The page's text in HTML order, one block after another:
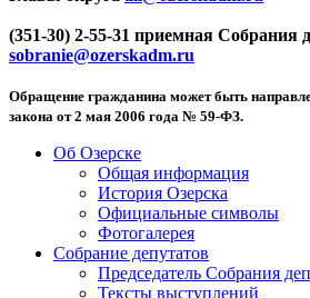
(351-30) 2-55-31 приемная Собрания
sobranie@ozerskadm.ru
Обращение гражданина может быть
закона от 2 мая 2006 года № 59-ФЗ.
Об Озерске
Общая информация
История Озерска
Официальные символы
Фотогалерея
Собрание депутатов
Председатель Собрания
Тексты выступлений